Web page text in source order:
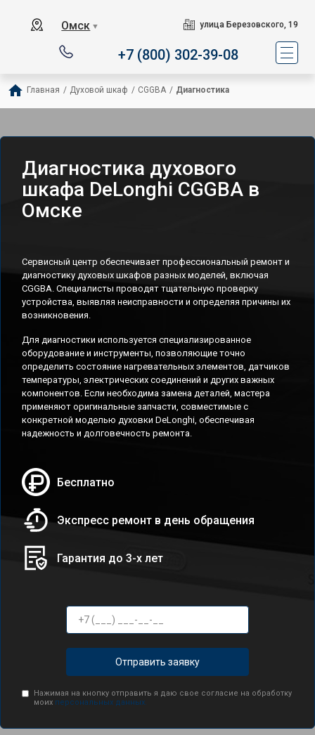
Омск ▼ улица Березовского, 19
+7 (800) 302-39-08
Главная / Духовой шкаф / CGGBA / Диагностика
Диагностика духового
шкафа DeLonghi CGGBA в
Омске
Сервисный центр обеспечивает профессиональный ремонт и
диагностику духовых шкафов разных моделей, включая
CGGBA. Специалисты проводят тщательную проверку
устройства, выявляя неисправности и определяя причины их
возникновения.
Для диагностики используется специализированное
оборудование и инструменты, позволяющие точно
определить состояние нагревательных элементов, датчиков
температуры, электрических соединений и других важных
компонентов. Если необходима замена деталей, мастера
применяют оригинальные запчасти, совместимые с
конкретной моделью духовки DeLonghi, обеспечивая
надежность и долговечность ремонта.
Бесплатно
Экспресс ремонт в день обращения
Гарантия до 3-х лет
Отправить заявку
Нажимая на кнопку отправить я даю свое согласие на обработку
моих персональных данных.